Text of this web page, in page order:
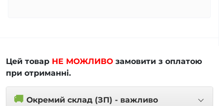
Цей товар НЕ МОЖЛИВО замовити з оплатою
при отриманні.
🚚 Окремий склад (ЗП) - важливо